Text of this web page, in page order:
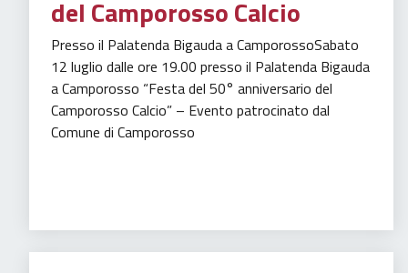
del Camporosso Calcio
Presso il Palatenda Bigauda a CamporossoSabato
12 luglio dalle ore 19.00 presso il Palatenda Bigauda
a Camporosso “Festa del 50° anniversario del
Camporosso Calcio” – Evento patrocinato dal
Comune di Camporosso